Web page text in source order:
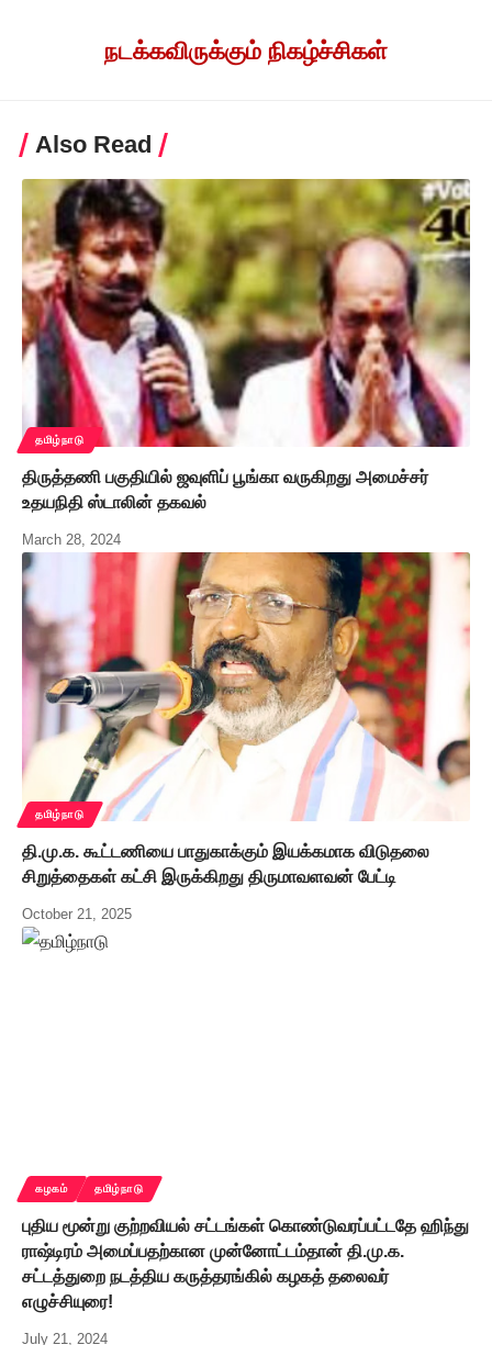
நடக்கவிருக்கும் நிகழ்ச்சிகள்
Also Read
தமிழ்நாடு
திருத்தணி பகுதியில் ஜவுளிப் பூங்கா வருகிறது அமைச்சர்
உதயநிதி ஸ்டாலின் தகவல்
March 28, 2024
தமிழ்நாடு
தி.மு.க. கூட்டணியை பாதுகாக்கும் இயக்கமாக விடுதலை
சிறுத்தைகள் கட்சி இருக்கிறது திருமாவளவன் பேட்டி
October 21, 2025
கழகம் தமிழ்நாடு
புதிய மூன்று குற்றவியல் சட்டங்கள் கொண்டுவரப்பட்டதே ஹிந்து
ராஷ்டிரம் அமைப்பதற்கான முன்னோட்டம்தான் தி.மு.க.
சட்டத்துறை நடத்திய கருத்தரங்கில் கழகத் தலைவர்
எழுச்சியுரை!
July 21, 2024